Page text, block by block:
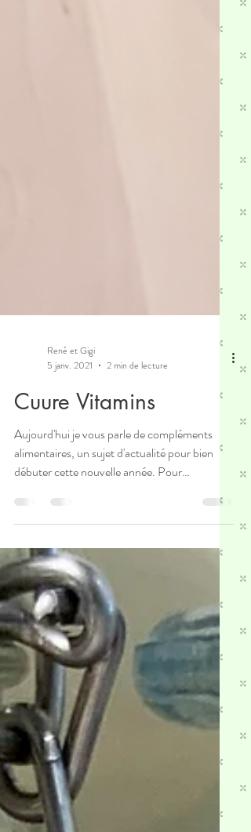
5 janv. 2021
2 min de lecture
Cuure Vitamins
Aujourd'hui je vous parle de compléments
débuter cette nouvelle année. Pour
commencer, il...